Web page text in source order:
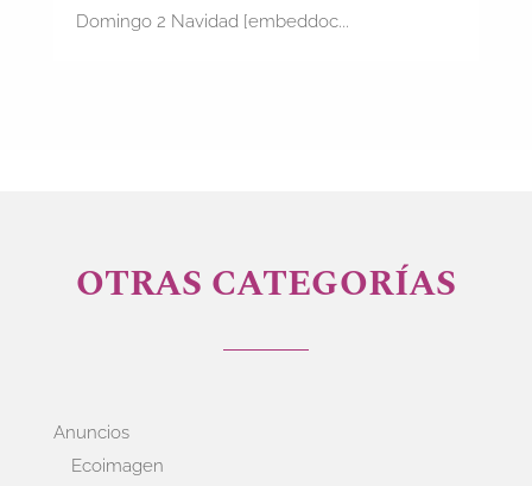
Domingo 2 Navidad [embeddoc...
OTRAS CATEGORÍAS
Anuncios
Ecoimagen